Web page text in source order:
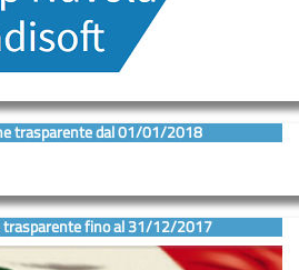
trasparente dal 01/01/2018
fino al 31/12/2017